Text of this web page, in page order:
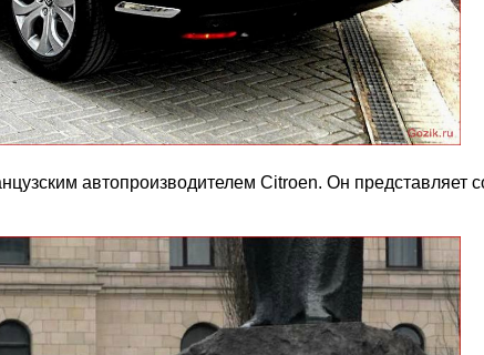
автопроизводителем Citroen. Он представляет